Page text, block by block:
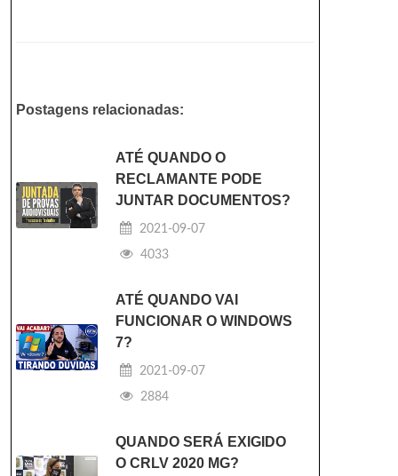
Postagens relacionadas:
ATÉ QUANDO O
RECLAMANTE PODE
JUNTAR DOCUMENTOS?
2021-09-07
4033
ATÉ QUANDO VAI
FUNCIONAR O WINDOWS
7?
2021-09-07
2884
QUANDO SERÁ EXIGIDO
O CRLV 2020 MG?